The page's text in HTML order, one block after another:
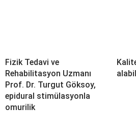
Fizik Tedavi ve
Rehabilitasyon Uzmanı
Prof. Dr. Turgut Göksoy,
epidural stimülasyonla
omurilik